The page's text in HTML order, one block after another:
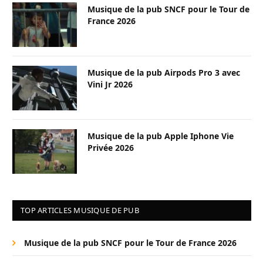
Musique de la pub SNCF pour le Tour de
France 2026
Musique de la pub Airpods Pro 3 avec
Vini Jr 2026
Musique de la pub Apple Iphone Vie
Privée 2026
TOP ARTICLES MUSIQUE DE PUB
Musique de la pub SNCF pour le Tour de France 2026